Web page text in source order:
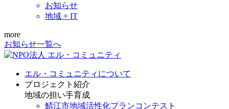
お知らせ
地域 × IT
more
お知らせ一覧へ
エル・コミュニティについて
プロジェクト紹介
地域の担い手育成
鯖江市地域活性化プランコンテスト